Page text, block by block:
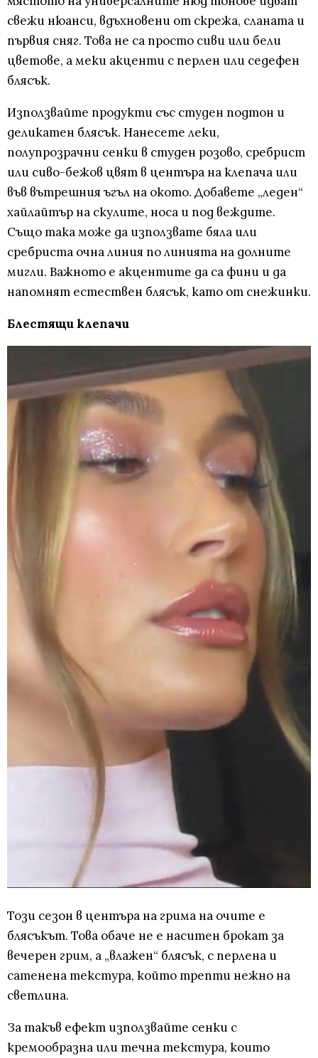
свежи нюанси, вдъхновени от скрежа, сланата и
първия сняг. Това не са просто сиви или бели
цветове, а меки акценти с перлен или седефен
блясък.
Използвайте продукти със студен подтон и
деликатен блясък. Нанесете леки,
полупрозрачни сенки в студен розово, сребрист
или сиво-бежов цвят в центъра на клепача или
във вътрешния ъгъл на окото. Добавете „леден“
хайлайтър на скулите, носа и под веждите.
Също така може да използвате бяла или
сребриста очна линия по линията на долните
мигли. Важното е акцентите да са фини и да
напомнят естествен блясък, като от снежинки.
Блестящи клепачи
Този сезон в центъра на грима на очите е
блясъкът. Това обаче не е наситен брокат за
вечерен грим, а „влажен“ блясък, с перлена и
сатенена текстура, който трепти нежно на
светлина.
За такъв ефект използвайте сенки с
кремообразна или течна текстура, които